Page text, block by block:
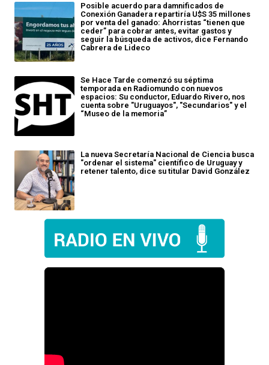
Posible acuerdo para damnificados de
Conexión Ganadera repartiría U$S 35 millones
por venta del ganado: Ahorristas “tienen que
ceder” para cobrar antes, evitar gastos y
seguir la búsqueda de activos, dice Fernando
Cabrera de Lideco
Se Hace Tarde comenzó su séptima
temporada en Radiomundo con nuevos
espacios: Su conductor, Eduardo Rivero, nos
cuenta sobre "Uruguayos", "Secundarios" y el
“Museo de la memoria”
La nueva Secretaría Nacional de Ciencia busca
"ordenar el sistema" científico de Uruguay y
retener talento, dice su titular David González